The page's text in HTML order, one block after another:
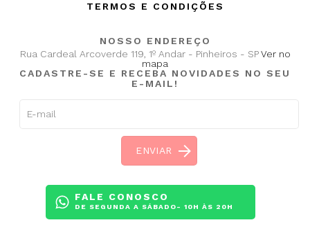
NOSSO ENDEREÇO
Rua Cardeal Arcoverde 119, 1º Andar - Pinheiros - SPVer no
mapa
CADASTRE-SE E RECEBA NOVIDADES NO SEU
E-MAIL!
FALE CONOSCO
DE SEGUNDA A SÁBADO- 10H ÀS 20H
TERMOS E CONDIÇÕES